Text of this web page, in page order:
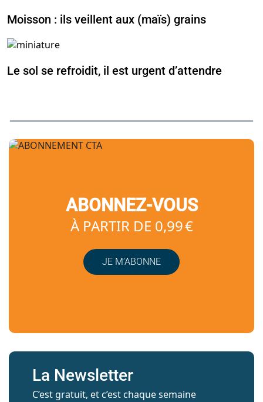
Moisson : ils veillent aux (maïs) grains
Le sol se refroidit, il est urgent d’attendre
ABONNEZ-VOUS
À PARTIR DE 0,99 €
JE M’ABONNE
La Newsletter
C’est gratuit, et c’est chaque semaine